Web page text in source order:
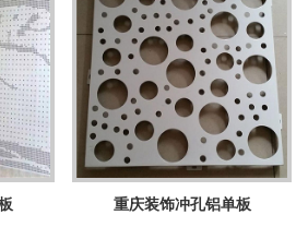
重庆装饰冲孔铝单板